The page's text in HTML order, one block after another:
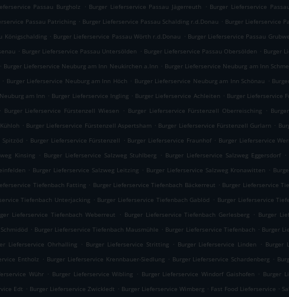
Passau Burgholz . Burger Lieferservice Passau Jägerreuth . Burger Lieferservice
Passau Patriching . Burger Lieferservice Passau Schalding r.d.Donau . Burger Lieferservice
Königschalding . Burger Lieferservice Passau Wörth r.d.Donau . Burger Lieferservice Passau
. Burger Lieferservice Passau Untersölden . Burger Lieferservice Passau Obersölden . Burger
. Burger Lieferservice Neuburg am Inn Neukirchen a.Inn . Burger Lieferservice Neuburg am Inn
. Burger Lieferservice Neuburg am Inn Höch . Burger Lieferservice Neuburg am Inn Schönau .
am Inn . Burger Lieferservice Ingling . Burger Lieferservice Achleiten . Burger Lieferservice
. Burger Lieferservice Fürstenzell Wiesen . Burger Lieferservice Fürstenzell Oberreisching .
. Burger Lieferservice Fürstenzell Aspertsham . Burger Lieferservice Fürstenzell Gurlarn .
. Burger Lieferservice Fürstenzell . Burger Lieferservice Fraunhof . Burger Lieferservice
Kinsing . Burger Lieferservice Salzweg Stuhlberg . Burger Lieferservice Salzweg Eggersdorf .
. Burger Lieferservice Salzweg Leitzing . Burger Lieferservice Salzweg Kronawitten .
Tiefenbach Fatting . Burger Lieferservice Tiefenbach Bäckerreut . Burger Lieferservice
Tiefenbach Unterjacking . Burger Lieferservice Tiefenbach Gablöd . Burger Lieferservice
Lieferservice Tiefenbach Weberreut . Burger Lieferservice Tiefenbach Gerlesberg . Burger
. Burger Lieferservice Tiefenbach Mausmühle . Burger Lieferservice Tiefenbach . Burger
Lieferservice Ohrhalling . Burger Lieferservice Stritting . Burger Lieferservice Linden . Burger
Entholz . Burger Lieferservice Krennbauer-Siedlung . Burger Lieferservice Schardenberg .
Wühr . Burger Lieferservice Wibling . Burger Lieferservice Windorf Gaishofen . Burger
Edt . Burger Lieferservice Zwickledt . Burger Lieferservice Wimberg . Fast Food Lieferservice .